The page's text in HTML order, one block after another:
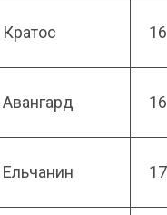
Кратос 16
Авангард 16
Ельчанин 17